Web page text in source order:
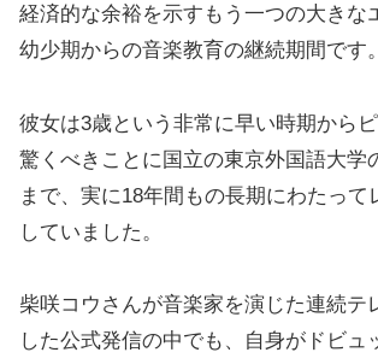
経済的な余裕を示すもう一つの大きな
幼少期からの音楽教育の継続期間です。
彼女は3歳という非常に早い時期からピ
驚くべきことに国立の東京外国語大学
まで、実に18年間もの長期にわたって
していました。
柴咲コウさんが音楽家を演じた連続テ
した公式発信の中でも、自身がドビュ